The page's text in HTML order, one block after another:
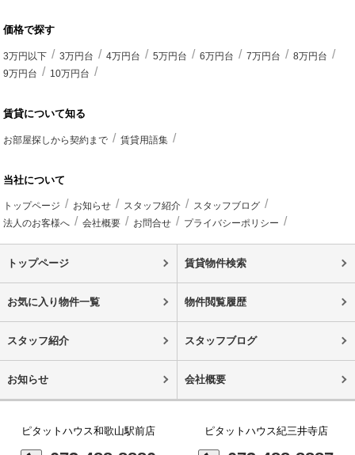
価格で探す
3万円以下 3万円台 4万円台 5万円台 6万円台 7万円台
8万円台
9万円台
10万円台
賃貸について知る
お部屋探しから契約まで 賃貸用語集
当社について
トップページ お知らせ スタッフ紹介
スタッフブログ
法人のお客様へ
会社概要 お問合せ プライバシーポリシー
トップページ 賃貸物件検索
お気に入り物件一覧 物件閲覧履歴
スタッフ紹介 スタッフブログ
お知らせ 会社概要
ピタットハウス和歌山駅前店 ピタットハウス紀三井寺店